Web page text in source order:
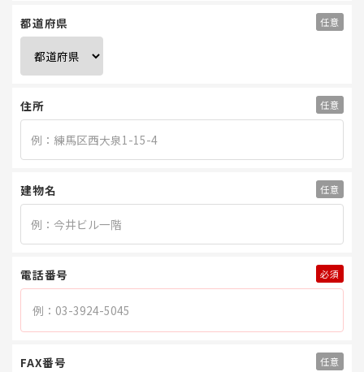
都道府県
住所
建物名
電話番号
FAX番号